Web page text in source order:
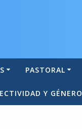
PASTORAL
Y GÉNERO